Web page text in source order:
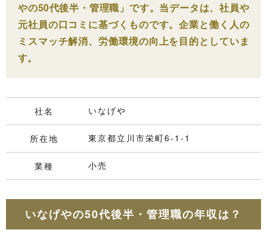
やの50代後半・管理職」です。当データは、社員や
元社員の口コミに基づくものです。企業と働く人の
ミスマッチ解消、労働環境の向上を目的としていま
す。
社名 いなげや
所在地 東京都立川市栄町6-1-1
業種 小売
いなげやの50代後半・管理職の年収は？